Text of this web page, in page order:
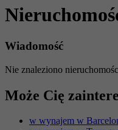
Wiadomość
Nie znaleziono
Może Cię
w wynajem w